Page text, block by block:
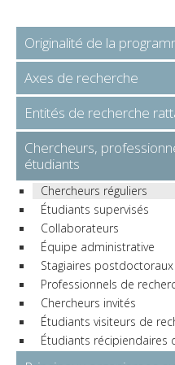
Originalité de la
Axes de recherche
Entités de recherche
Chercheurs,
étudiants
Chercheurs réguliers
Étudiants supervisés
Collaborateurs
Équipe administrative
Stagiaires postdoctoraux
Professionnels de
Chercheurs invités
Étudiants visiteurs de
Étudiants récipiendaires